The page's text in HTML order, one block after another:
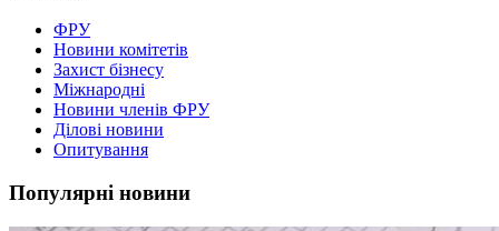
ФРУ
Новини комітетів
Захист бізнесу
Міжнародні
Новини членів ФРУ
Ділові новини
Опитування
Популярні новини